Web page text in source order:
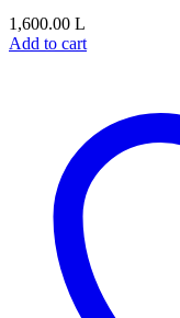
1,600.00 L
Add to cart